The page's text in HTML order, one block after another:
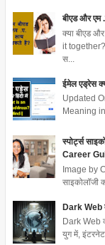
बीएड और
क्या बीएड
it
स...
ईमेल एड्रेस
Updated
Meaning
स्पोर्ट्स
Career
Image by
साइकोलॉजी
Dark Web
Dark Web
युग में, इंटरनेट